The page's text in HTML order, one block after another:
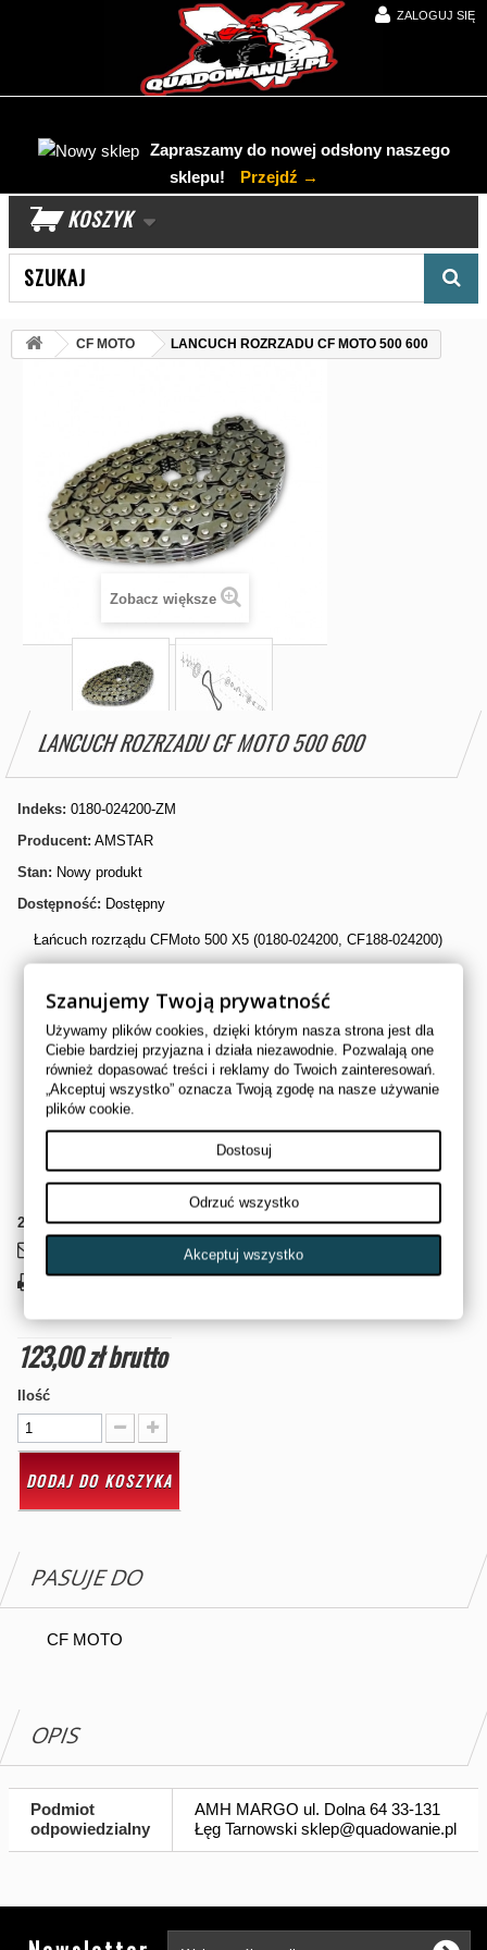
ZALOGUJ SIĘ
Zapraszamy do nowej odsłony naszego
sklepu!
Przejdź →
KOSZYK
CF MOTO LANCUCH ROZRZADU CF MOTO 500 600
Zobacz większe
LANCUCH ROZRZADU CF MOTO 500 600
Indeks: 0180-024200-ZM
Producent: AMSTAR
Stan: Nowy produkt
Dostępność: Dostępny
Łańcuch rozrządu CFMoto 500 X5 (0180-024200, CF188-024200)
modeli CFMoto 500 X5. Zamiennik o numerach OEM 0180-024200
oraz CF188-024200, który zapewnia doskonałe dopasowanie i
niezawodność. Łańcuch rozrządu jest wykonany z trwałych
materiałów, co gwarantuje długą żywotność i odporność na
intensywne użytkowanie.
Zastosowanie:
CFMoto 500 X5
OEM: 0180-024200, CF188-024200
2
Przedmioty
Wyślij do znajomego
123,00 złbrutto
Ilość
DODAJ DO KOSZYKA
PASUJE DO
CF MOTO
OPIS
Podmiot
odpowiedzialny
AMH MARGO ul. Dolna 64 33-131
Łęg Tarnowski sklep@quadowanie.pl
Szanujemy Twoją prywatność
Używamy plików cookies, dzięki którym nasza strona jest dla
Ciebie bardziej przyjazna i działa niezawodnie. Pozwalają one
również dopasować treści i reklamy do Twoich zainteresowań.
„Akceptuj wszystko” oznacza Twoją zgodę na nasze używanie
plików cookie.
Dostosuj
Odrzuć wszystko
Akceptuj wszystko